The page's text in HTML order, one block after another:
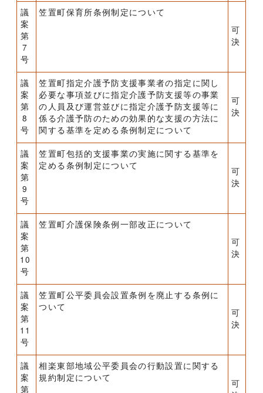
議
案
第
7
号
笠置町保育所条例制定について
可
決
議
案
第
8
号
笠置町指定介護予防支援事業者の指定に関し
必要な事項並びに指定介護予防支援等の事業
の人員及び運営並びに指定介護予防支援等に
係る介護予防のための効果的な支援の方法に
関する基準を定める条例制定について
可
決
議
案
第
9
号
笠置町包括的支援事業の実施に関する基準を
定める条例制定について
可
決
議
案
第
10
号
笠置町介護保険条例一部改正について
可
決
議
案
第
11
号
笠置町公平委員会設置条例を廃止する条例に
ついて
可
決
議
案
第
相楽東部地域公平委員会の行動設置に関する
規約制定について
可